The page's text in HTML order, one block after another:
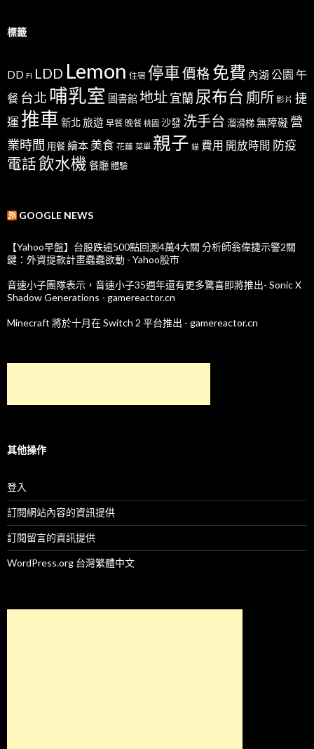
標籤
DD FI LDD Lemon 住宿 停車價格 免費 內湖 公園 午
餐 台北 哺乳室 圖書館地址宜蘭尿布台 廁所 影片 捷
運推車 新北旅遊 早餐 晚餐 桃園 沙發 洗手台 溜滑梯無障礙 營
業時間 用餐繪本 美食 花蓮 菜單 親子 貓 費用 開放時間 防疫
電話飲水機 餐廳 體驗
GOOGLE NEWS
【Yahoo早盤】台股跌逾500點回測4萬4大關 分析師翁偉捷示警2關
鍵：外資提款計畫蠢蠢欲動 - Yahoo股市
音速小子團隊表示，音速小子35週年還有更多驚喜即將推出- Sonic X
Shadow Generations - gamereactor.cn
Minecraft 將於十月在 Switch 2 平台推出 - gamereactor.cn
其他操作
登入
訂閱網站內容的資訊提供
訂閱留言的資訊提供
WordPress.org 台灣繁體中文